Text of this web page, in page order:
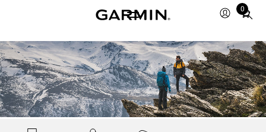
0
Total
in
cart:
0